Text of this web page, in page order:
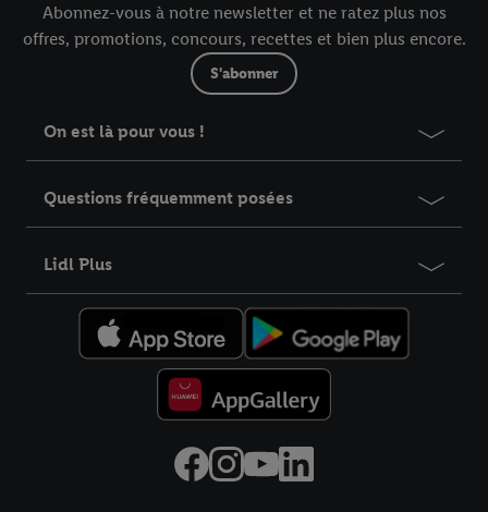
Abonnez-vous à notre newsletter et ne ratez plus nos
offres, promotions, concours, recettes et bien plus encore.
S'abonner
On est là pour vous !
Questions fréquemment posées
Lidl Plus